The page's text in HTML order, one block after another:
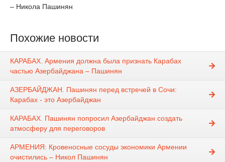
– Никола Пашинян
Похожие новости
КАРАБАХ. Армения должна была признать Карабах
частью Азербайджана – Пашинян
АЗЕРБАЙДЖАН. Пашинян перед встречей в Сочи:
Карабах - это Азербайджан
КАРАБАХ. Пашинян попросил Азербайджан создать
атмосферу для переговоров
АРМЕНИЯ: Кровеносные сосуды экономики Армении
очистились – Никол Пашинян